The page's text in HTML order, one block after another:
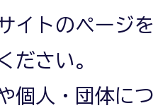
イトのページ
ださい。
個人・団体に